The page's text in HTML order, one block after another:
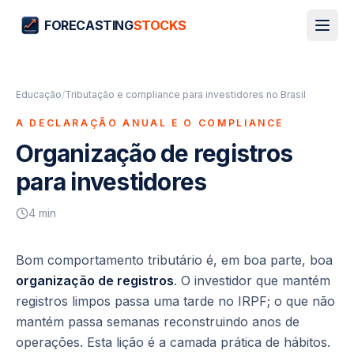
FORECASTINGSTOCKS
Educação/Tributação e compliance para investidores no Brasil
A DECLARAÇÃO ANUAL E O COMPLIANCE
Organização de registros
para investidores
4 min
Bom comportamento tributário é, em boa parte, boa
organização de registros. O investidor que mantém
registros limpos passa uma tarde no IRPF; o que não
mantém passa semanas reconstruindo anos de
operações. Esta lição é a camada prática de hábitos.